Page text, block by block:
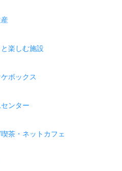
楽しむ施設
ボックス
ンター
茶・ネットカフェ